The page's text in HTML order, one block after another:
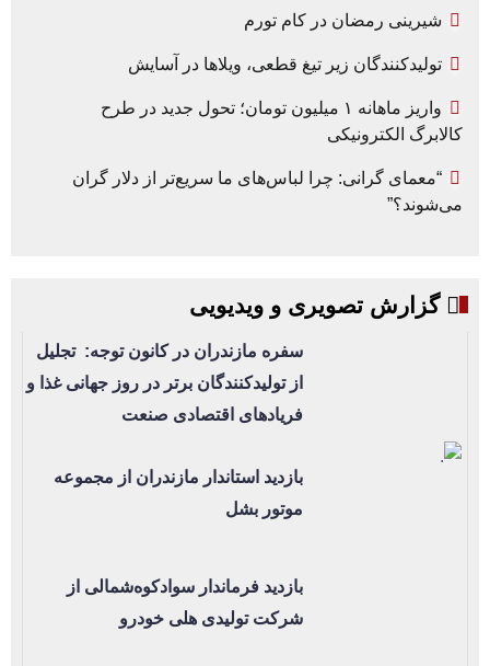
شیرینی رمضان در کام تورم
تولیدکنندگان زیر تیغ قطعی، ویلاها در آسایش
واریز ماهانه ۱ میلیون تومان؛ تحول جدید در طرح
کالابرگ الکترونیکی
“معمای گرانی: چرا لباس‌های ما سریع‌تر از دلار گران
می‌شوند؟”
گزارش تصویری و ویدیویی
سفره مازندران در کانون توجه: تجلیل
از تولیدکنندگان برتر در روز جهانی غذا و
فریادهای اقتصادی صنعت
بازدید استاندار مازندران از مجموعه
موتور بشل
بازدید فرماندار سوادکوه‌شمالی از
شرکت تولیدی هلی خودرو